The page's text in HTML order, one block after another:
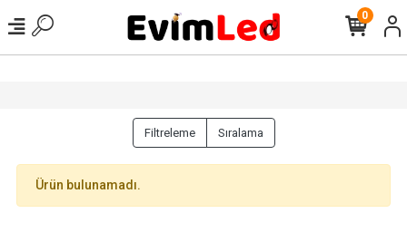
0
Filtreleme Sıralama
Ürün bulunamadı.